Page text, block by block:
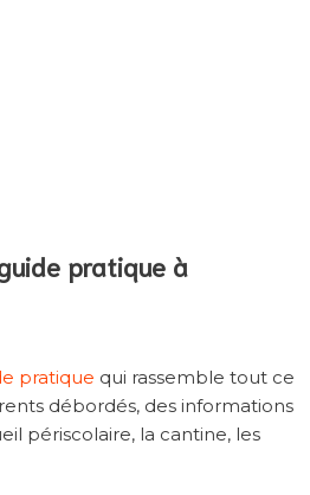
pratique à
pratique qui rassemble tout ce
débordés, des informations
périscolaire, la cantine, les